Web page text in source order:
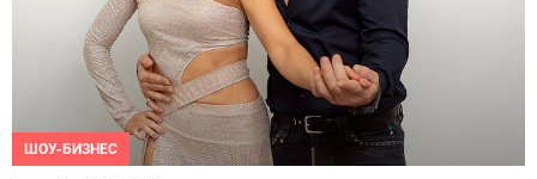
ШОУ-БИЗНЕС